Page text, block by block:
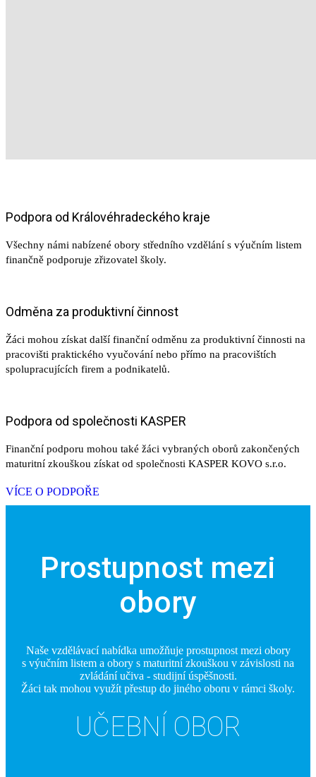
Podpora od Královéhradeckého kraje
Všechny námi nabízené obory středního vzdělání s výučním listem
finančně podporuje zřizovatel školy.
Odměna za produktivní činnost
Žáci mohou získat další finanční odměnu za produktivní činnosti na
pracovišti praktického vyučování nebo přímo na pracovištích
spolupracujících firem a podnikatelů.
Podpora od společnosti KASPER
Finanční podporu mohou také žáci vybraných oborů zakončených
maturitní zkouškou získat od společnosti KASPER KOVO s.r.o.
VÍCE O PODPOŘE
Prostupnost mezi
obory
Naše vzdělávací nabídka umožňuje prostupnost mezi obory
s výučním listem a obory s maturitní zkouškou v závislosti na
zvládání učiva - studijní úspěšnosti.
Žáci tak mohou využít přestup do jiného oboru v rámci školy.
UČEBNÍ OBOR